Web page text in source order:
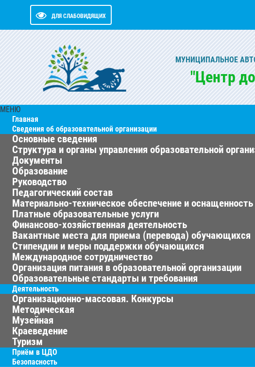
ДЛЯ СЛАБОВИДЯЩИХ
МУНИЦИПАЛЬНОЕ
"Центр
МЕНЮ
Главная
Сведения об образовательной организации
Основные сведения
Структура и органы управления образовательной
Документы
Образование
Руководство
Педагогический состав
Материально-техническое обеспечение и
Платные образовательные услуги
Финансово-хозяйственная деятельность
Вакантные места для приема (перевода) обучающихся
Стипендии и меры поддержки обучающихся
Международное сотрудничество
Организация питания в образовательной организации
Образовательные стандарты и требования
Деятельность
Организационно-массовая. Конкурсы
Методическая
Музейная
Краеведение
Туризм
Приём в ЦДО
Безопасность